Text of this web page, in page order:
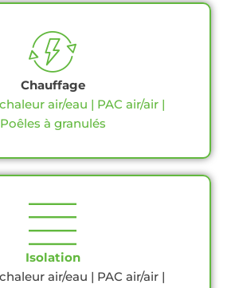
Chauffage
air/eau | PAC air/air |
Poêles à granulés
Isolation
air/eau | PAC air/air |